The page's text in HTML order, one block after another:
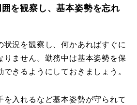
を観察し、基本姿勢を忘れ
状況を観察し、何かあればすぐに
りません。勤務中は基本姿勢を保
きるようにしておきましょう。
を入れるなど基本姿勢が守られて